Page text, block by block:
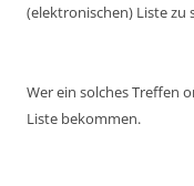
(elektronischen) Liste zu
Wer ein solches Treffen
Liste bekommen.